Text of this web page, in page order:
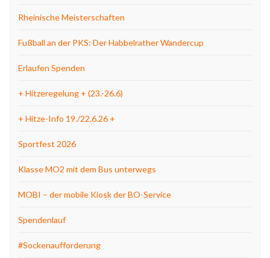
Rheinische Meisterschaften
Fußball an der PKS: Der Habbelrather Wandercup
Erlaufen Spenden
+ Hitzeregelung + (23.-26.6)
+ Hitze-Info 19./22.6.26 +
Sportfest 2026
Klasse MO2 mit dem Bus unterwegs
MOBI – der mobile Kiosk der BO-Service
Spendenlauf
#Sockenaufforderung